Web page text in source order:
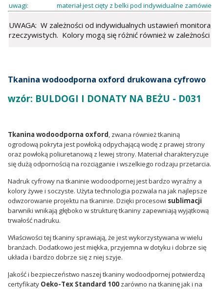
uwagi:
materiał jest cięty z belki pod indywidualne
UWAGA: W zależności od indywidualnych ustawień
rzeczywistych. Kolory mogą się różnić również w zależności
Tkanina wodoodporna oxford drukowana cyfrowo
wzór: BULDOGI I DONATY NA BEŻU - D031
Tkanina wodoodporna oxford, zwana również tkaniną
ogrodową pokryta jest powłoką odpychającą wodę z prawej strony
oraz powłoką poliuretanową z lewej strony. Materiał charakteryzuje
się dużą odpornością na rozciąganie i wszelkiego rodzaju przetarcia.
Nadruk cyfrowy na tkaninie wodoodpornej jest bardzo wyraźny a
kolory żywe i soczyste. Użyta technologia pozwala na jak najlepsze
odwzorowanie projektu na tkaninie. Dzięki procesowi sublimacji
barwniki wnikają głęboko w strukturę tkaniny zapewniają wyjątkową
trwałość nadruku.
Właściwości tej tkaniny sprawiają, że jest wykorzystywana w wielu
branżach. Dodatkowo jest miękka, przyjemna w dotyku i dobrze się
układa i bardzo dobrze się z niej szyje.
Jakość i bezpieczeństwo naszej tkaniny wodoodpornej potwierdzą
certyfikaty Oeko-Tex Standard 100 zarówno na tkaninę jak i na